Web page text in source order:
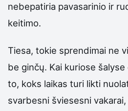
nebepatiria pavasarinio ir
keitimo.
Tiesa, tokie sprendimai ne
be ginčų. Kai kuriose
to, koks laikas turi likti
svarbesni šviesesni